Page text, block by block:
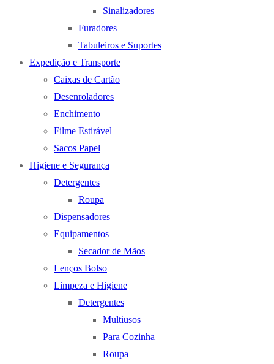
Sinalizadores
Furadores
Tabuleiros e Suportes
Expedição e Transporte
Caixas de Cartão
Desenroladores
Enchimento
Filme Estirável
Sacos Papel
Higiene e Segurança
Detergentes
Roupa
Dispensadores
Equipamentos
Secador de Mãos
Lenços Bolso
Limpeza e Higiene
Detergentes
Multiusos
Para Cozinha
Roupa